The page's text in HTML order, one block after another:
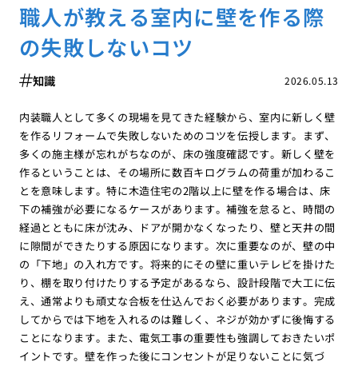
職人が教える室内に壁を作る際
の失敗しないコツ
2026.05.13
知識
内装職人として多くの現場を見てきた経験から、室内に新しく壁
を作るリフォームで失敗しないためのコツを伝授します。まず、
多くの施主様が忘れがちなのが、床の強度確認です。新しく壁を
作るということは、その場所に数百キログラムの荷重が加わるこ
とを意味します。特に木造住宅の2階以上に壁を作る場合は、床
下の補強が必要になるケースがあります。補強を怠ると、時間の
経過とともに床が沈み、ドアが開かなくなったり、壁と天井の間
に隙間ができたりする原因になります。次に重要なのが、壁の中
の「下地」の入れ方です。将来的にその壁に重いテレビを掛けた
り、棚を取り付けたりする予定があるなら、設計段階で大工に伝
え、通常よりも頑丈な合板を仕込んでおく必要があります。完成
してからでは下地を入れるのは難しく、ネジが効かずに後悔する
ことになります。また、電気工事の重要性も強調しておきたいポ
イントです。壁を作った後にコンセントが足りないことに気づ